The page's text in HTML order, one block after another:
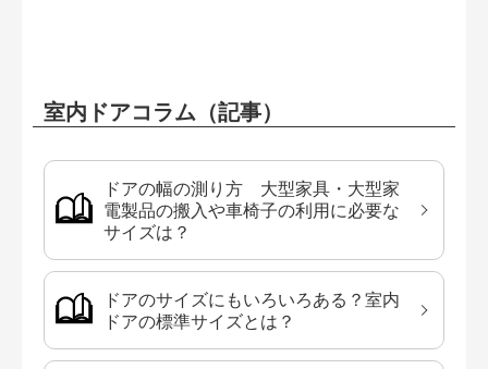
室内ドアコラム（記事）
ドアの幅の測り方 大型家具・大型家
電製品の搬入や車椅子の利用に必要な
サイズは？
ドアのサイズにもいろいろある？室内
ドアの標準サイズとは？